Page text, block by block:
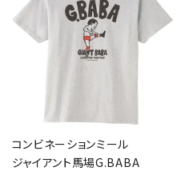
コンビネーションミール
ジャイアント馬場G.BABA